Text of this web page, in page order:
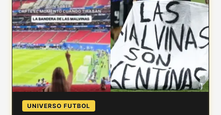
UNIVERSO FUTBOL